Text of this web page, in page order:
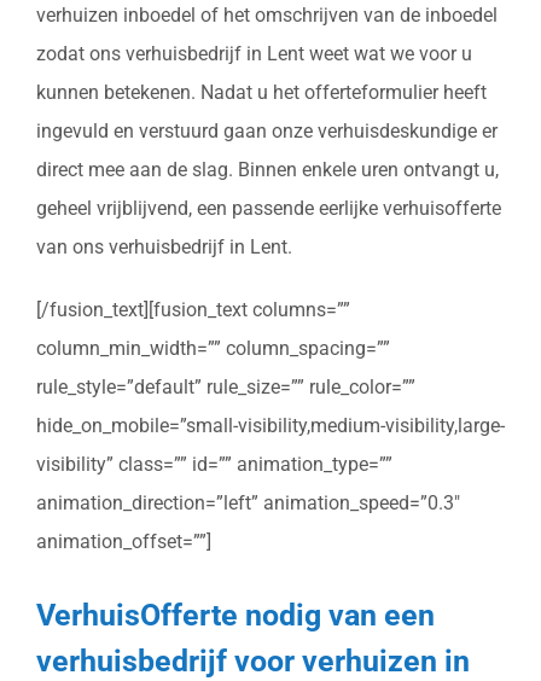
verhuizen inboedel of het omschrijven van de inboedel
zodat ons verhuisbedrijf in Lent weet wat we voor u
kunnen betekenen. Nadat u het offerteformulier heeft
ingevuld en verstuurd gaan onze verhuisdeskundige er
direct mee aan de slag. Binnen enkele uren ontvangt u,
geheel vrijblijvend, een passende eerlijke verhuisofferte
van ons verhuisbedrijf in Lent.
[/fusion_text][fusion_text columns=””
column_min_width=”” column_spacing=””
rule_style=”default” rule_size=”” rule_color=””
hide_on_mobile=”small-visibility,medium-visibility,large-
visibility” class=”” id=”” animation_type=””
animation_direction=”left” animation_speed=”0.3″
animation_offset=””]
VerhuisOfferte nodig van een
verhuisbedrijf voor verhuizen in